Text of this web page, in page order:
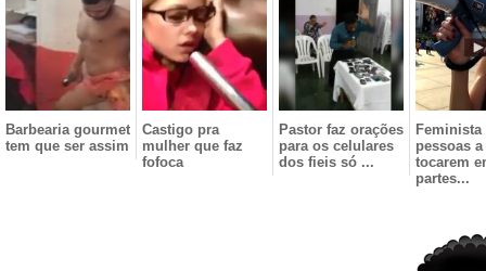
Barbearia gourmet
tem que ser assim
Castigo pra
mulher que faz
fofoca
Pastor faz orações
para os celulares
dos fieis só ...
pessoas a
tocarem
partes...